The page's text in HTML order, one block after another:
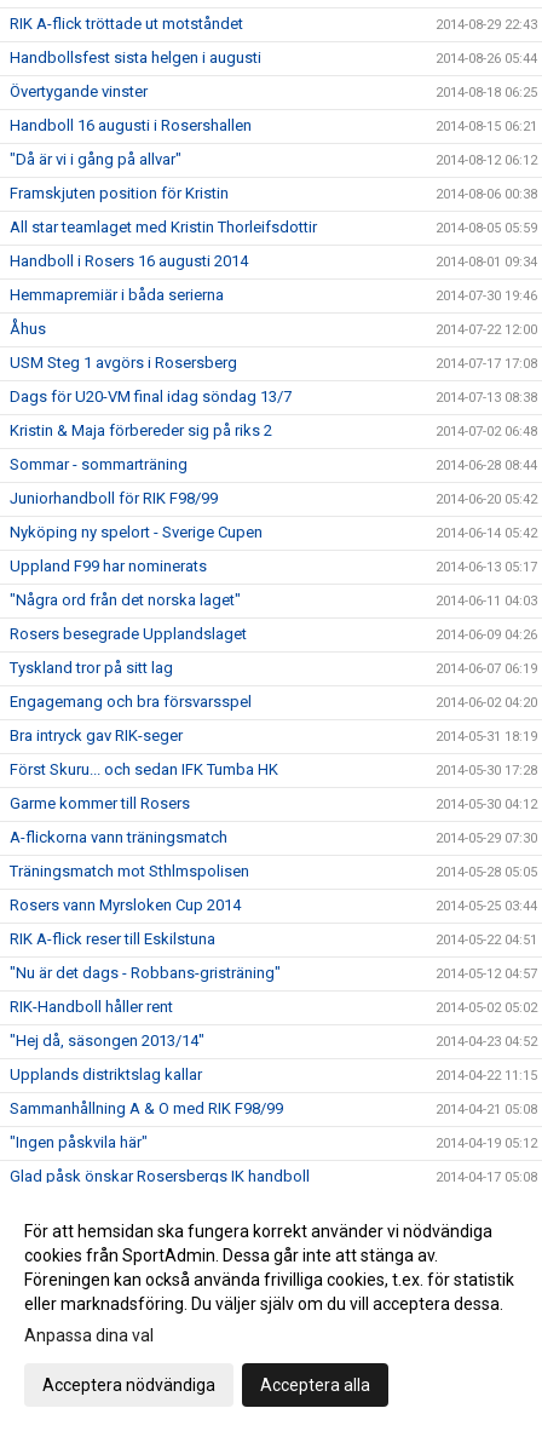
RIK A-flick tröttade ut motståndet 2014-08-29 22:43
Handbollsfest sista helgen i augusti 2014-08-26 05:44
Övertygande vinster 2014-08-18 06:25
Handboll 16 augusti i Rosershallen 2014-08-15 06:21
"Då är vi i gång på allvar" 2014-08-12 06:12
Framskjuten position för Kristin 2014-08-06 00:38
All star teamlaget med Kristin Thorleifsdottir 2014-08-05 05:59
Handboll i Rosers 16 augusti 2014 2014-08-01 09:34
Hemmapremiär i båda serierna 2014-07-30 19:46
Åhus 2014-07-22 12:00
USM Steg 1 avgörs i Rosersberg 2014-07-17 17:08
Dags för U20-VM final idag söndag 13/7 2014-07-13 08:38
Kristin & Maja förbereder sig på riks 2 2014-07-02 06:48
Sommar - sommarträning 2014-06-28 08:44
Juniorhandboll för RIK F98/99 2014-06-20 05:42
Nyköping ny spelort - Sverige Cupen 2014-06-14 05:42
Uppland F99 har nominerats 2014-06-13 05:17
"Några ord från det norska laget" 2014-06-11 04:03
Rosers besegrade Upplandslaget 2014-06-09 04:26
Tyskland tror på sitt lag 2014-06-07 06:19
Engagemang och bra försvarsspel 2014-06-02 04:20
Bra intryck gav RIK-seger 2014-05-31 18:19
Först Skuru... och sedan IFK Tumba HK 2014-05-30 17:28
Garme kommer till Rosers 2014-05-30 04:12
A-flickorna vann träningsmatch 2014-05-29 07:30
Träningsmatch mot Sthlmspolisen 2014-05-28 05:05
Rosers vann Myrsloken Cup 2014 2014-05-25 03:44
RIK A-flick reser till Eskilstuna 2014-05-22 04:51
"Nu är det dags - Robbans-gristräning" 2014-05-12 04:57
RIK-Handboll håller rent 2014-05-02 05:02
"Hej då, säsongen 2013/14" 2014-04-23 04:52
Upplands distriktslag kallar 2014-04-22 11:15
Sammanhållning A & O med RIK F98/99 2014-04-21 05:08
"Ingen påskvila här" 2014-04-19 05:12
Glad påsk önskar Rosersbergs IK handboll 2014-04-17 05:08
Kristin uttagen till All Star Team - rikslägret 2014-04-15 04:09
Lärorika riksläger dagar i Katrineholm 2014-04-14 04:09
Grattis, Linnea - bra tävling 2014-04-13 03:20
Dags för riksläger i Katrineholm
Robban Z pratar i Karlavagnen - tisdag kväll
För att hemsidan ska fungera korrekt använder vi nödvändiga
cookies från SportAdmin. Dessa går inte att stänga av.
Föreningen kan också använda frivilliga cookies, t.ex. för statistik
eller marknadsföring. Du väljer själv om du vill acceptera dessa.
Anpassa dina val
Acceptera nödvändiga Acceptera alla